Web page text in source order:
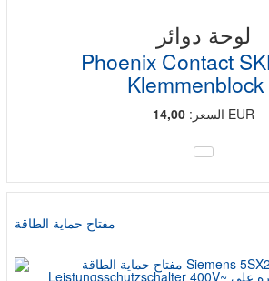
لوحة دوائر
Phoenix Contact
Klemmenblock
السعر: 14,00 EUR
مفتاح حماية الطاقة